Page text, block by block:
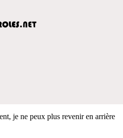
je ne peux plus revenir en arrière